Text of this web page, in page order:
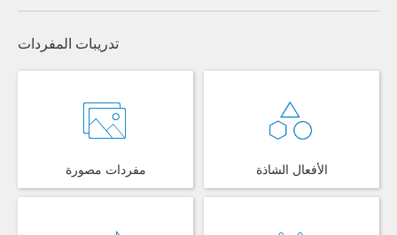
تدريبات المفردات
مفردات مصورة الأفعال الشاذة